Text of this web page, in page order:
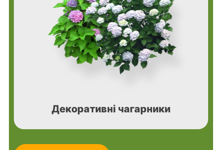
Декоративні чагарники